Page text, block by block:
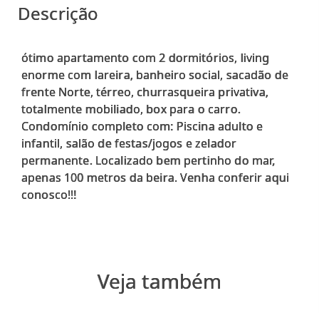
Descrição
ótimo apartamento com 2 dormitórios, living
enorme com lareira, banheiro social, sacadão de
frente Norte, térreo, churrasqueira privativa,
totalmente mobiliado, box para o carro.
Condomínio completo com: Piscina adulto e
infantil, salão de festas/jogos e zelador
permanente. Localizado bem pertinho do mar,
apenas 100 metros da beira. Venha conferir aqui
Veja também